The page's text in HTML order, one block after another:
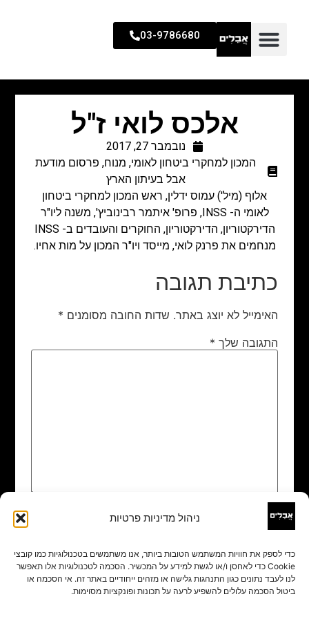
ניהול מדיניות פרטיות
כדי לספק את חוויות המשתמש הטובות ביותר, אנו משתמשים בטכנולוגיות כמו קובצי
Cookie כדי לאחסן ו/או לגשת למידע על המכשיר. הסכמה לטכנולוגיות אלו תאפשר
לנו לעבד נתונים כגון התנהגות גלישה או מזהים ייחודיים באתר זה. אי הסכמה או
ביטול הסכמה עלולים להשפיע לרעה על תכונות ופונקציות מסוימות.
03-9786680
אלכס לואי ז"ל
נובמבר 27, 2017
המכון למחקרי ביטחון לאומי, מנוח, פרסום מודעת
אבל בעיתון הארץ
אלוף (מיל') עמוס ידלין, ראש המכון למחקרי ביטחון
לאומי ה- INSS, פרופ' איתמר רבינוביץ', משנה ליו"ר
הדירקטוריון, הדירקטוריון, החוקרים והעובדים ב- INSS
מנחמים את פרנק לואי, מייסד ויו"ר המכון על מות אחיו.
כתיבת תגובה
האימייל לא יוצג באתר. שדות החובה מסומנים *
התגובה שלך *
שם
אימייל*